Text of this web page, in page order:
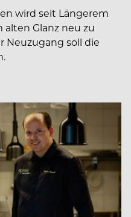
wird seit Längerem
Glanz neu zu
Neuzugang soll die